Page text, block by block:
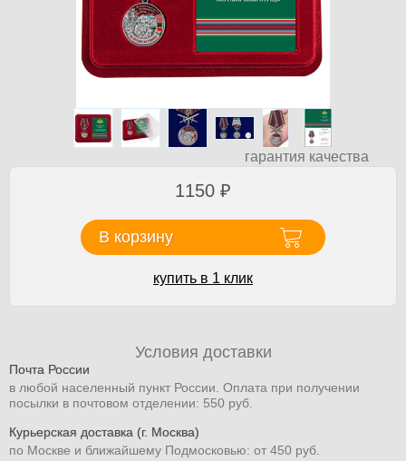
гарантия качества
1150 ₽
В корзину
купить в 1 клик
Условия доставки
Почта России
в любой населенный пункт России. Оплата при получении
посылки в почтовом отделении: 550 руб.
Курьерская доставка (г. Москва)
по Москве и ближайшему Подмосковью: от 450 руб.